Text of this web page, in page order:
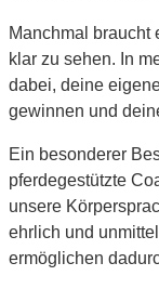
Manchmal braucht
klar zu sehen. In
dabei, deine
gewinnen und
Ein besonderer
pferdegestützte
unsere
ehrlich und
ermöglichen